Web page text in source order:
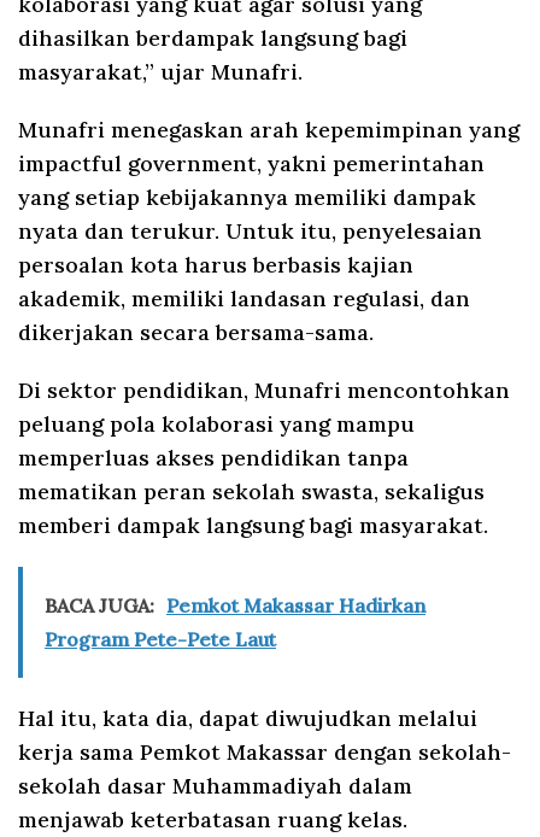
dihasilkan berdampak langsung bagi
masyarakat,” ujar Munafri.
Munafri menegaskan arah kepemimpinan yang
impactful government, yakni pemerintahan
yang setiap kebijakannya memiliki dampak
nyata dan terukur. Untuk itu, penyelesaian
persoalan kota harus berbasis kajian
akademik, memiliki landasan regulasi, dan
dikerjakan secara bersama-sama.
Di sektor pendidikan, Munafri mencontohkan
peluang pola kolaborasi yang mampu
memperluas akses pendidikan tanpa
mematikan peran sekolah swasta, sekaligus
memberi dampak langsung bagi masyarakat.
BACA JUGA: Pemkot Makassar Hadirkan
Program Pete-Pete Laut
Hal itu, kata dia, dapat diwujudkan melalui
kerja sama Pemkot Makassar dengan sekolah-
sekolah dasar Muhammadiyah dalam
menjawab keterbatasan ruang kelas.